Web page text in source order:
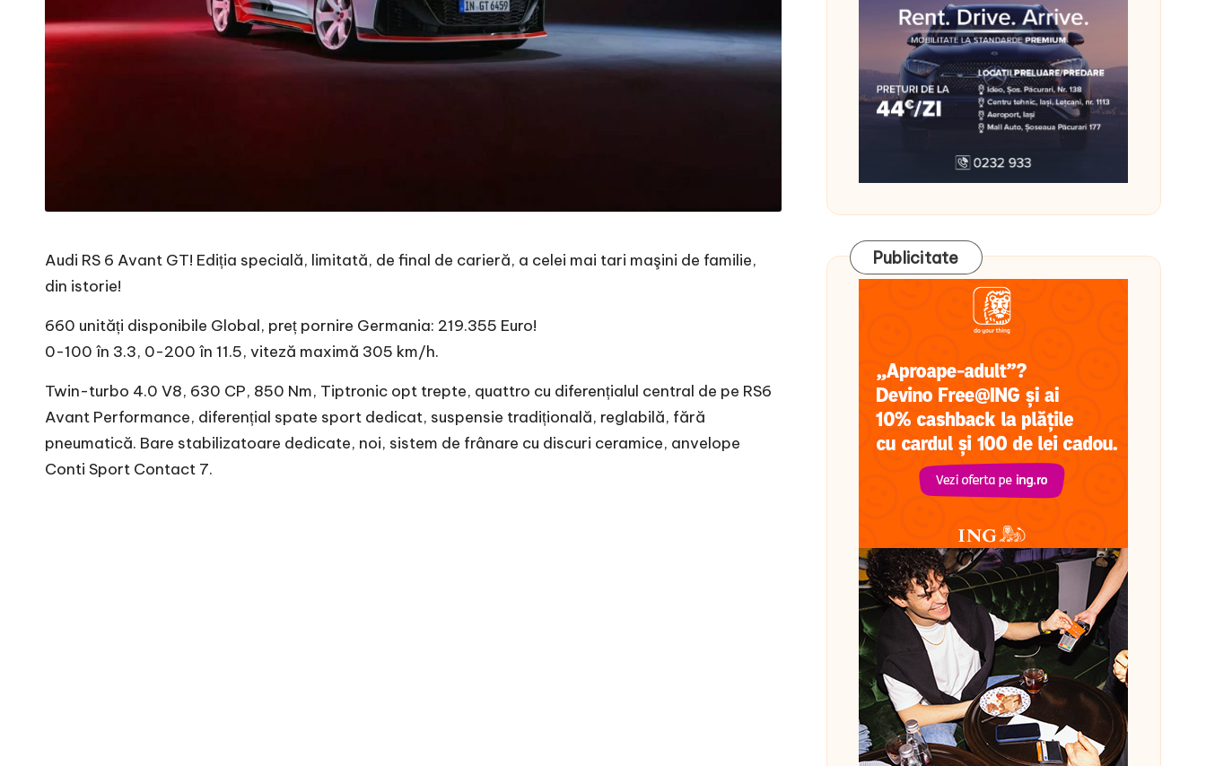
Audi RS 6 Avant GT! Ediția specială, limitată, de final de carieră, a celei mai tari maşini de familie,
din istorie!
660 unități disponibile Global, preț pornire Germania: 219.355 Euro!
0-100 în 3.3, 0-200 în 11.5, viteză maximă 305 km/h.
Twin-turbo 4.0 V8, 630 CP, 850 Nm, Tiptronic opt trepte, quattro cu diferențialul central de pe RS6
Avant Performance, diferențial spate sport dedicat, suspensie tradițională, reglabilă, fără
pneumatică. Bare stabilizatoare dedicate, noi, sistem de frânare cu discuri ceramice, anvelope
Conti Sport Contact 7.
Publicitate